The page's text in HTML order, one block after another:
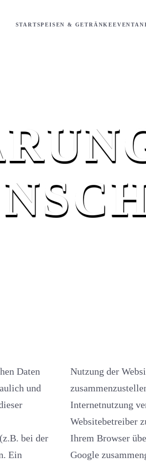
STARTSPEISEN & GETRÄNKE
Nutzung der Website auszuwerten, um Reports über die
zusammenzustellen und um weitere mit der
Internetnutzung verbundene
Websitebetreiber zu
Ihrem Browser
Google